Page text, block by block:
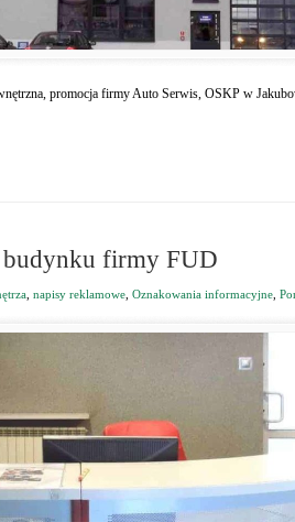
promocja firmy Auto Serwis, OSKP w
firmy FUD
napisy reklamowe Oznakowania informacyjne